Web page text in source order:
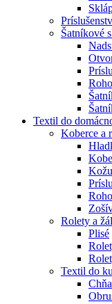
Šatníkové
Textil do
Koberce a
Rolety a
Plisé
Textil do